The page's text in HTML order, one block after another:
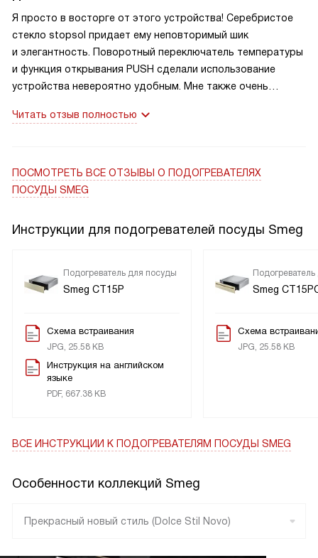
поднимается. Еще одно преимущество — регулировка
температуры. Это очень удобно, потому что каждый
продукт требует своего температурного режима. И,
конечно, не могу не отметить материал внутренней
камеры — нержавеющую сталь. Это гарантирует долгий
Я просто в восторге от этого устройства! Серебристое
стекло stopsol придает ему неповторимый шик
и элегантность. Поворотный переключатель температуры
и функция открывания PUSH сделали использование
устройства невероятно удобным. Мне также очень
и пищи, размораживания и поднятия теста. Это
Читать отзыв полностью
ПОСМОТРЕТЬ ВСЕ ОТЗЫВЫ О ПОДОГРЕВАТЕЛЯХ
ПОСУДЫ SMEG
Инструкции для подогревателей посуды Smeg
Подогреватель для посуды
Smeg CT15P
Схема встраивания
JPG, 25.58 KB
Инструкция на английском
языке
PDF, 667.38 KB
Smeg
Схема
JPG, 25.58 KB
ВСЕ ИНСТРУКЦИИ К ПОДОГРЕВАТЕЛЯМ ПОСУДЫ SMEG
Особенности коллекций Smeg
Прекрасный новый стиль (Dolce Stil Novo)
Линия (Linea)